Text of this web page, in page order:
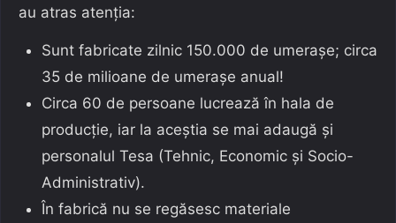
au atras atenția:
Sunt fabricate zilnic 150.000 de umerașe; circa
35 de milioane de umerașe anual!
Circa 60 de persoane lucrează în hala de
producție, iar la aceștia se mai adaugă și
personalul Tesa (Tehnic, Economic și Socio-
Administrativ).
În fabrică nu se regăsesc materiale